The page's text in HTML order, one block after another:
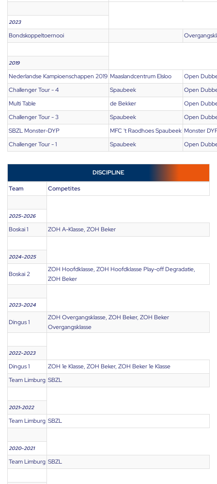
2023
Bondskoppeltoernooi
2019
Nederlandse Kampioenschappen 2019 Maaslandcentrum Elsloo
Open
Challenger Tour - 4
Spaubeek
Open
Multi Table
de Bekker
Open
Challenger Tour - 3
Spaubeek
Open
SBZL Monster-DYP
MFC 't Raodhoes Spaubeek Monster
Challenger Tour - 1
Spaubeek Open
DISCIPLINE
Team Competites
2025-2026
Boskai 1 ZOH A-Klasse, ZOH Beker
2024-2025
Boskai 2
ZOH Hoofdklasse, ZOH Hoofdklasse Play-off Degradatie,
ZOH Beker
2023-2024
Dingus 1
ZOH Overgangsklasse, ZOH Beker, ZOH Beker
Overgangsklasse
2022-2023
Dingus 1
ZOH 1e Klasse, ZOH Beker, ZOH Beker 1e Klasse
Team Limburg SBZL
2021-2022
Team Limburg SBZL
2020-2021
Team Limburg SBZL